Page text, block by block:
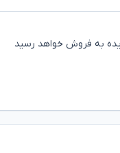
به فروش خواهد رسید